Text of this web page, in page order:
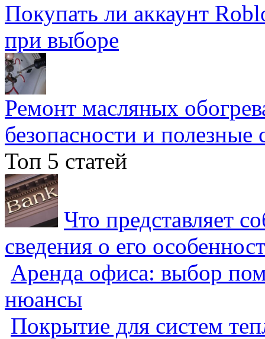
Покупать ли аккаунт
при выборе
Ремонт масляных
безопасности и полезные
Топ 5 статей
Что представляет
сведения о его
Аренда офиса: выбор
нюансы
Покрытие для систем